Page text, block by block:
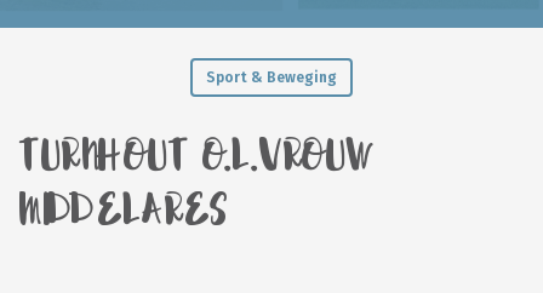
Sport & Beweging
TURNHOUT O.L.VROUW
MIDDELARES